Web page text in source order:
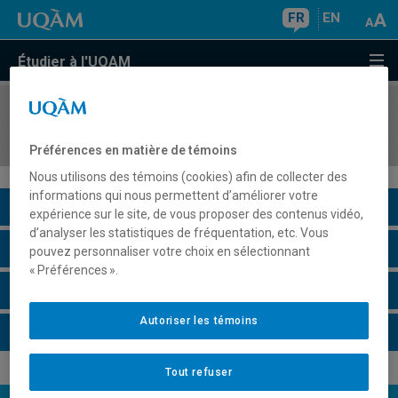
FR EN
Étudier à l'UQAM
COURS//
Description du cours
Horaire - Été 2026
Préférences en matière de témoins
Nous utilisons des témoins (cookies) afin de collecter des
informations qui nous permettent d’améliorer votre
expérience sur le site, de vous proposer des contenus vidéo,
d’analyser les statistiques de fréquentation, etc. Vous
pouvez personnaliser votre choix en sélectionnant
« Préférences ».
Tout refuser
Autoriser les témoins